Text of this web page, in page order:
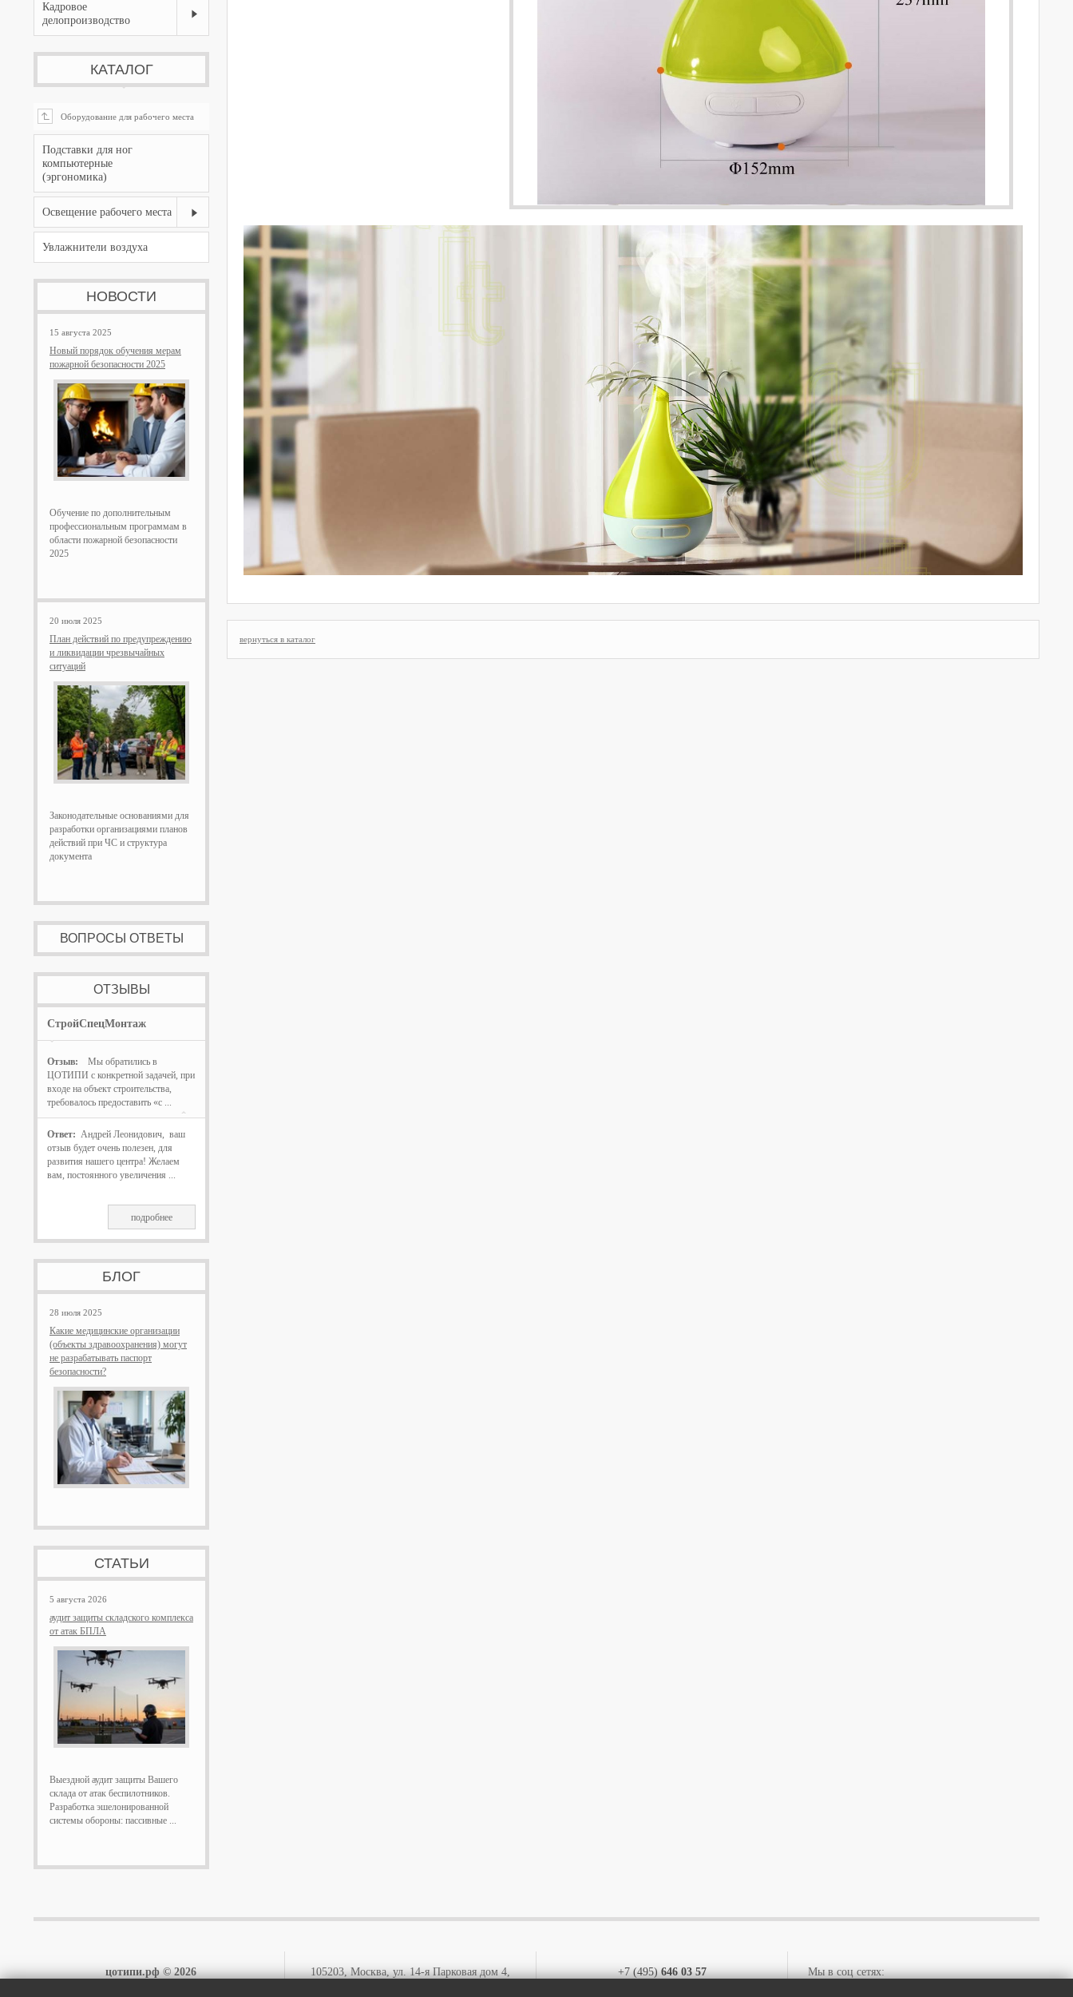
Кадровое
делопроизводство
КАТАЛОГ
 Оборудование для рабочего места
Подставки для ног
компьютерные
(эргономика)
Освещение рабочего места
Увлажнители воздуха
НОВОСТИ
15 августа 2025
Новый порядок обучения мерам
пожарной безопасности 2025
Обучение по дополнительным
профессиональным программам в
области пожарной безопасности
2025
20 июля 2025
План действий по предупреждению
и ликвидации чрезвычайных
ситуаций
Законодательные основаниями для
разработки организациями планов
действий при ЧС и структура
документа
ВОПРОСЫ ОТВЕТЫ
ОТЗЫВЫ
СтройСпецМонтаж
Отзыв:
Мы обратились в
ЦОТИПИ с конкретной задачей, при
входе на объект строительства,
требовалось предоставить «с ...
Ответ: Андрей Леонидович, ваш
отзыв будет очень полезен, для
развития нашего центра! Желаем
вам, постоянного увеличения ...
подробнее
БЛОГ
28 июля 2025
Какие медицинские организации
(объекты здравоохранения) могут
не разрабатывать паспорт
безопасности?
СТАТЬИ
5 августа 2026
аудит защиты складского комплекса
от атак БПЛА
Выездной аудит защиты Вашего
склада от атак беспилотников.
Разработка эшелонированной
системы обороны: пассивные ...
вернуться в каталог
цотипи.рф © 2026
105203, Москва, ул. 14-я Парковая дом 4,
+7 (495)646 03 57
Мы в соц сетях: